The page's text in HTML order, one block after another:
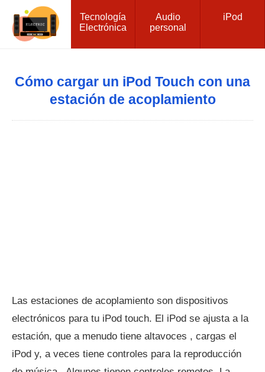
Tecnología
Electrónica
Audio
personal
iPod
Cómo cargar un iPod Touch con una
estación de acoplamiento
Las estaciones de acoplamiento son dispositivos
electrónicos para tu iPod touch. El iPod se ajusta a la
estación, que a menudo tiene altavoces , cargas el
iPod y, a veces tiene controles para la reproducción